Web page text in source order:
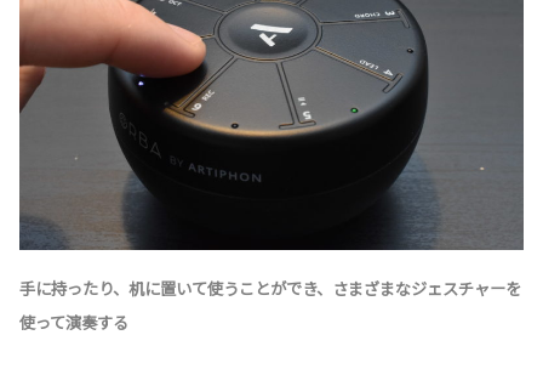
手に持ったり、机に置いて使うことができ、さまざまなジェスチャーを
使って演奏する